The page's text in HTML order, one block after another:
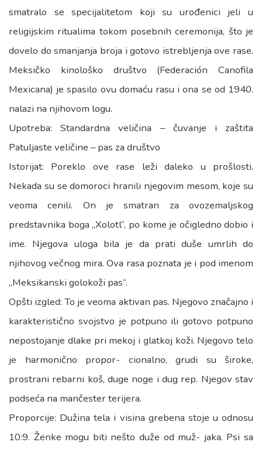
smatralo se specijalitetom koji su urođenici jeli u
religijskim ritualima tokom posebnih ceremonija, što je
dovelo do smanjanja broja i gotovo istrebljenja ove rase.
Meksičko kinološko društvo (Federación Canofila
Mexicana) je spasilo ovu domaću rasu i ona se od 1940.
nalazi na njihovom logu.
Upotreba: Standardna veličina – čuvanje i zaštita
Patuljaste veličine – pas za društvo
Istorijat: Poreklo ove rase leži daleko u prošlosti.
Nekada su se domoroci hranili njegovim mesom, koje su
veoma cenili. On je smatran za ovozemaljskog
predstavnika boga „Xolotl“, po kome je očigledno dobio i
ime. Njegova uloga bila je da prati duše umrlih do
njihovog večnog mira. Ova rasa poznata je i pod imenom
„Meksikanski golokoži pas“.
Opšti izgled: To je veoma aktivan pas. Njegovo značajno i
karakteristično svojstvo je potpuno ili gotovo potpuno
nepostojanje dlake pri mekoj i glatkoj koži. Njegovo telo
je harmonično propor- cionalno, grudi su široke,
prostrani rebarni koš, duge noge i dug rep. Njegov stav
podseća na mančester terijera.
Proporcije: Dužina tela i visina grebena stoje u odnosu
10:9. Ženke mogu biti nešto duže od muž- jaka. Psi sa